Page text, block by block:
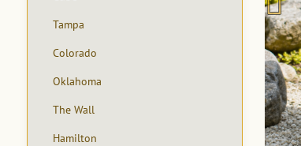
Tampa
Colorado
Oklahoma
The Wall
Hamilton